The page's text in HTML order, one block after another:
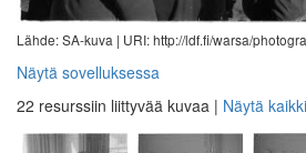
Lähde: SA-kuva | URI: http://ldf.fi/warsa/
Näytä sovelluksessa
22 resurssiin liittyvää kuvaa | Näytä